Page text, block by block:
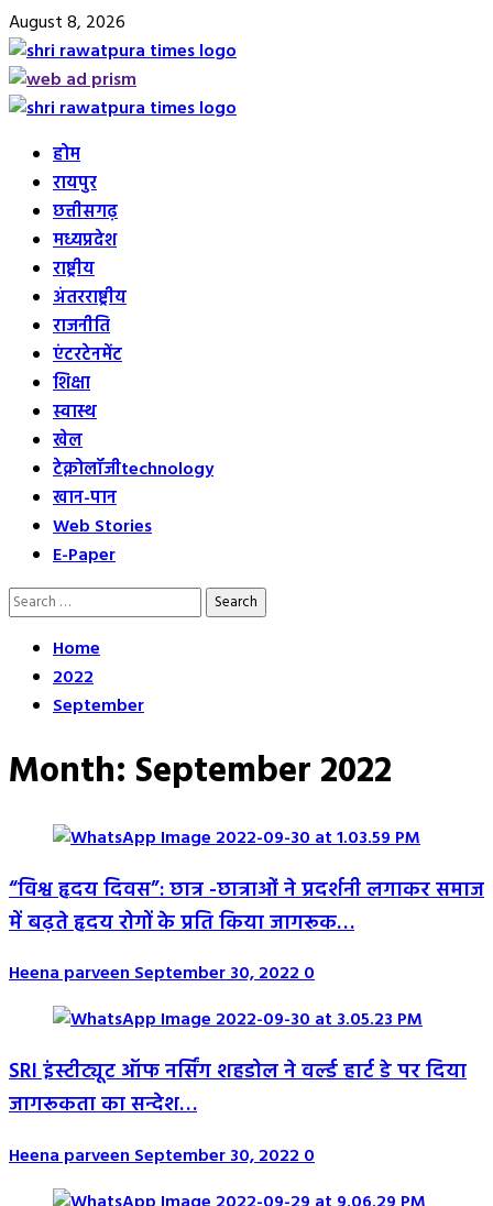
Skip
to
content
August 8, 2026
Primary
होम
रायपुर
छत्तीसगढ़
मध्यप्रदेश
राष्ट्रीय
अंतरराष्ट्रीय
राजनीति
एंटरटेनमेंट
शिक्षा
स्वास्थ
खेल
टेक्नोलॉजीtechnology
खान-पान
Web Stories
E-Paper
Search
Home
2022
September
Month: September 2022
“विश्व हृदय दिवस”: छात्र -छात्राओं ने प्रदर्शनी लगाकर समाज
में बढ़ते हृदय रोगों के प्रति किया जागरूक…
Heena parveenSeptember 30, 20220
SRI इंस्टीट्यूट ऑफ नर्सिंग शहडोल ने वर्ल्ड हार्ट डे पर दिया
जागरूकता का सन्देश…
Heena parveenSeptember 30, 20220